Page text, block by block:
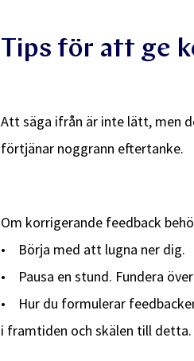
Tips för att ge
Att säga ifrån är inte lätt, men
förtjänar noggrann eftertanke.
Om korrigerande feedback
• Börja med att lugna ner dig.
• Pausa en stund. Fundera
• Hur du formulerar
i framtiden och skälen till